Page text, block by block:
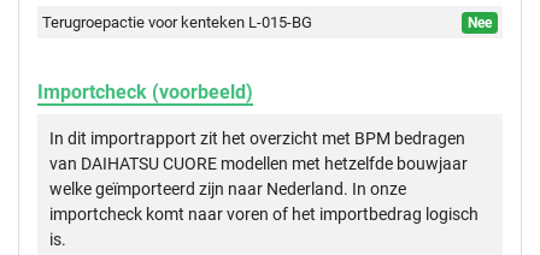
Terugroepactie voor kenteken L-015-BG
Nee
Importcheck (voorbeeld)
In dit importrapport zit het overzicht met BPM bedragen
van DAIHATSU CUORE modellen met hetzelfde bouwjaar
welke geïmporteerd zijn naar Nederland. In onze
importcheck komt naar voren of het importbedrag logisch
is.